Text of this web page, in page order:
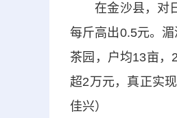
在金沙县，对日
每斤高出0.5元。湄
茶园，户均13亩，
超2万元，真正实
佳兴）